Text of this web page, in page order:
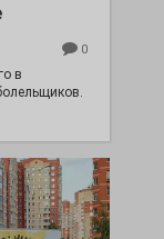
0
в